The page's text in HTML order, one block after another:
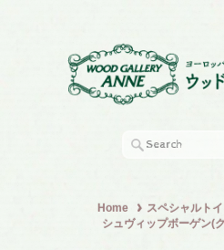
Home スペシャルトイ
シュヴィップボーゲン(